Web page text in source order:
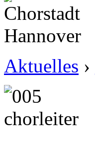
Aktuelles ›